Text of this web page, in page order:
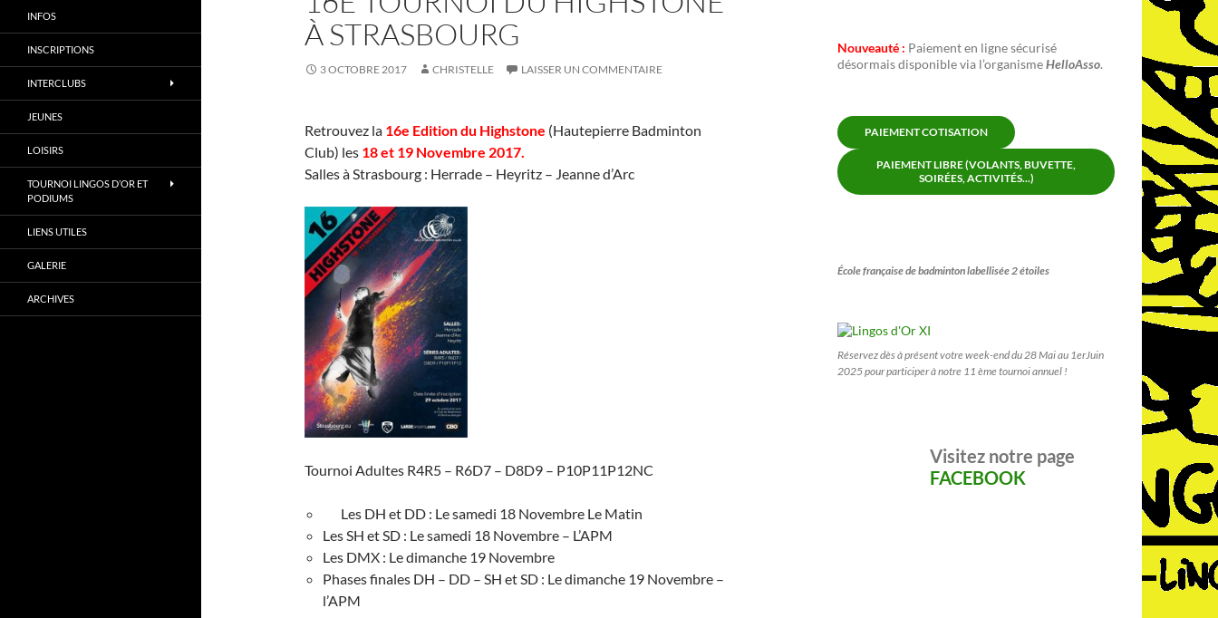
À STRASBOURG
3 OCTOBRE 2017 CHRISTELLE LAISSER UN COMMENTAIRE
Retrouvez la 16e Edition du Highstone (Hautepierre Badminton
Club) les 18 et 19 Novembre 2017.
Salles à Strasbourg : Herrade – Heyritz – Jeanne d’Arc
Tournoi Adultes R4R5 – R6D7 – D8D9 – P10P11P12NC
Les DH et DD : Le samedi 18 Novembre Le Matin
Les SH et SD : Le samedi 18 Novembre – L’APM
Les DMX : Le dimanche 19 Novembre
Phases finales DH – DD – SH et SD : Le dimanche 19 Novembre –
l’APM
Nouveauté : Paiement en ligne sécurisé
désormais disponible via l’organismeHelloAsso.
PAIEMENT COTISATION
PAIEMENT LIBRE (VOLANTS, BUVETTE,
SOIRÉES, ACTIVITÉS...)
École française de badminton labellisée 2 étoiles
Réservez dès à présent votre week-end du 28 Mai au 1erJuin
2025 pour participer à notre 11 ème tournoi annuel !
Visitez notre page
FACEBOOK
INFOS
INSCRIPTIONS
INTERCLUBS
JEUNES
LOISIRS
TOURNOI LINGOS D’OR ET
PODIUMS
LIENS UTILES
GALERIE
ARCHIVES